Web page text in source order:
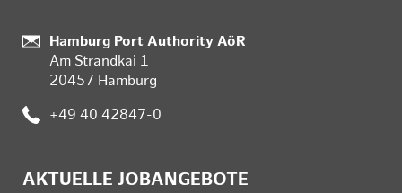
:
Hamburg Port Authority AöR
Am Strandkai 1
20457 Hamburg
: +49 40 42847-0
AKTUELLE JOBANGEBOTE